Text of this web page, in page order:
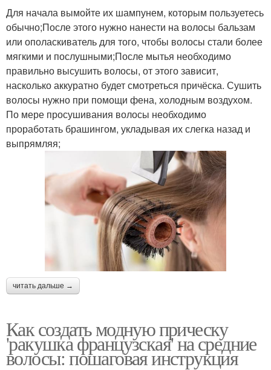
Для начала вымойте их шампунем, которым пользуетесь
обычно;После этого нужно нанести на волосы бальзам
или ополаскиватель для того, чтобы волосы стали более
мягкими и послушными;После мытья необходимо
правильно высушить волосы, от этого зависит,
насколько аккуратно будет смотреться причёска. Сушить
волосы нужно при помощи фена, холодным воздухом.
По мере просушивания волосы необходимо
проработать брашингом, укладывая их слегка назад и
выпрямляя;
читать дальше →
Как создать модную прическу
'ракушка французская' на средние
волосы: пошаговая инструкция